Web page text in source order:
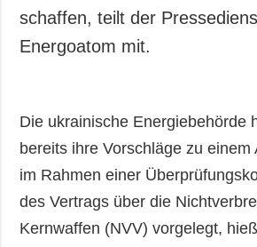
schaffen, teilt der
Energoatom mit.
Die ukrainische Energiebehörde
bereits ihre Vorschläge zu einem
im Rahmen einer
des Vertrags über die
Kernwaffen (NVV) vorgelegt,